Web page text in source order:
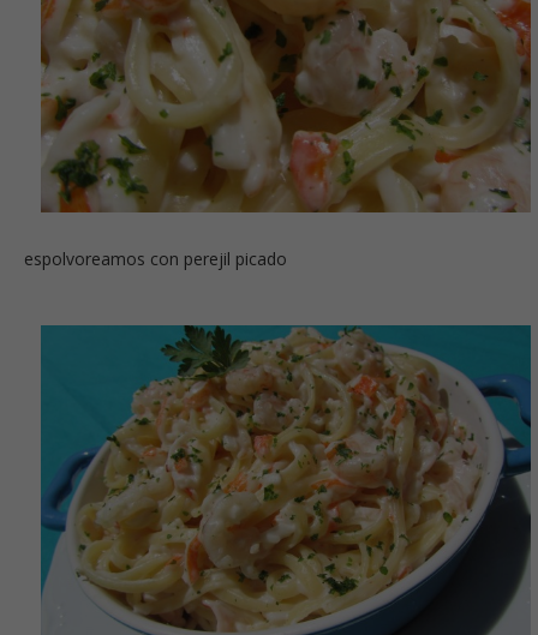
espolvoreamos con perejil picado